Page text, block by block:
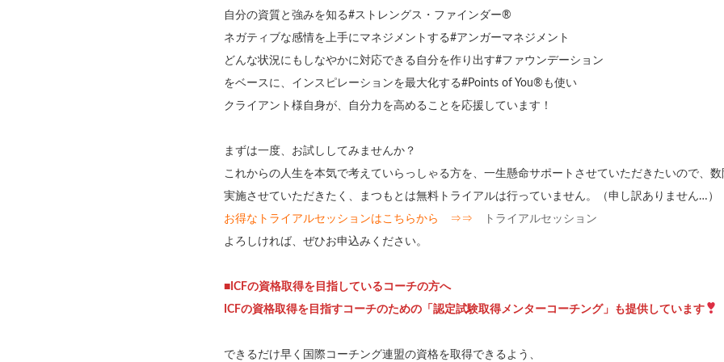
自分の資質と強みを知る#ストレングス・ファインダー®
ネガティブな感情を上手にマネジメントする#アンガーマネジメント
どんな状況にもしなやかに対応できる自分を作り出す#ファウンデーション
をベースに、インスピレーションを最大化する#Points of You®も使い
クライアント様自身が、自分力を高めることを応援しています！
まずは一度、お試ししてみませんか？
これからの人生を本気で考えていらっしゃる方を、一生懸命サポートさせていただきたいので、
実施させていただきたく、まつもとは無料トライアルは行っていません。（申し訳ありません…）
お得なトライアルセッションはこちらから ⇒⇒
トライアルセッション
よろしければ、ぜひお申込みください。
■ICFの資格取得を目指しているコーチの方へ
ICFの資格取得を目指すコーチのための「認定試験取得メンターコーチング」も提供しています
できるだけ早く国際コーチング連盟の資格を取得できるよう、